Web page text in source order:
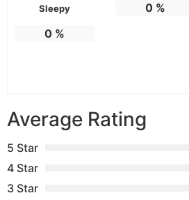
Sleepy
0 %
0 %
Average Rating
5 Star
4 Star
3 Star